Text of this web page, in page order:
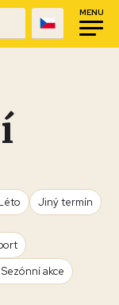
MENU
Jiný termín
Sezónní akce